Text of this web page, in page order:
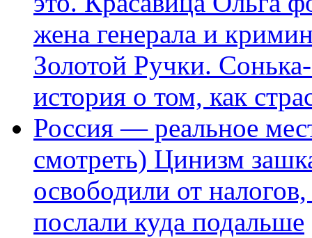
жена генерала и
Золотой Ручки.
история о том, как
Россия — реальное
смотреть) Цинизм
освободили от
послали куда подальше